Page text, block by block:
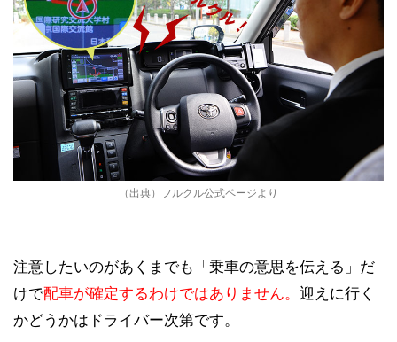
（出典）フルクル公式ページより
注意したいのがあくまでも「乗車の意思を伝える」だ
けで配車が確定するわけではありません。 迎えに行く
かどうかはドライバー次第です。